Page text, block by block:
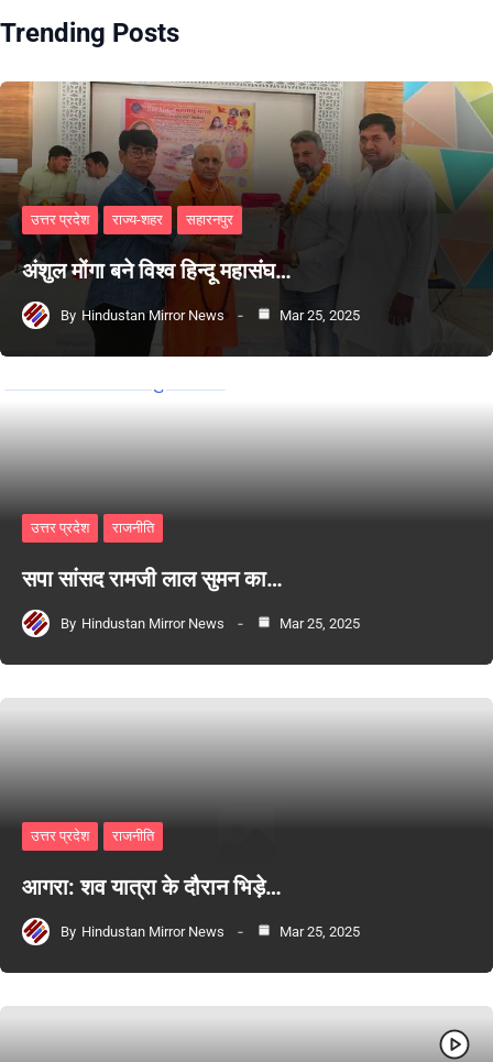
Trending Posts
उत्तर प्रदेश राज्य-शहर सहारनपुर
अंशुल मोंगा बने विश्व हिन्दू महासंघ…
By Hindustan Mirror News Mar 25, 2025
उत्तर प्रदेश राजनीति
सपा सांसद रामजी लाल सुमन का…
By Hindustan Mirror News Mar 25, 2025
उत्तर प्रदेश राजनीति
आगरा: शव यात्रा के दौरान भिड़े…
By Hindustan Mirror News Mar 25, 2025